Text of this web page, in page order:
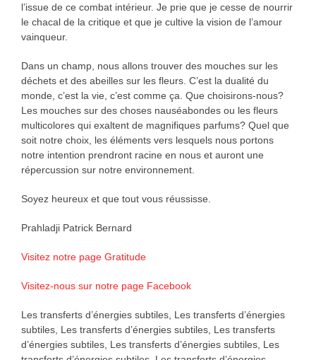
l’issue de ce combat intérieur. Je prie que je cesse de nourrir
le chacal de la critique et que je cultive la vision de l’amour
vainqueur.
Dans un champ, nous allons trouver des mouches sur les
déchets et des abeilles sur les fleurs. C’est la dualité du
monde, c’est la vie, c’est comme ça. Que choisirons-nous?
Les mouches sur des choses nauséabondes ou les fleurs
multicolores qui exaltent de magnifiques parfums? Quel que
soit notre choix, les éléments vers lesquels nous portons
notre intention prendront racine en nous et auront une
répercussion sur notre environnement.
Soyez heureux et que tout vous réussisse.
Prahladji Patrick Bernard
Visitez notre page Gratitude
Visitez-nous sur notre page Facebook
Les transferts d’énergies subtiles, Les transferts d’énergies
subtiles, Les transferts d’énergies subtiles, Les transferts
d’énergies subtiles, Les transferts d’énergies subtiles, Les